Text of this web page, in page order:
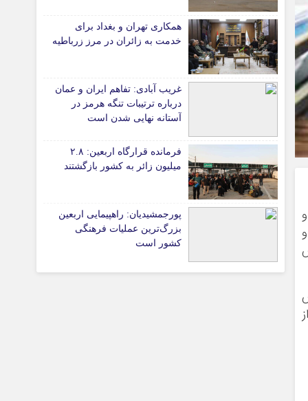
اطلاعیه
پیام تبریک ماناسپهر
پیوندهای سایت
همکاری تهران و بغداد برای
خدمت به زائران در مرز زرباطیه
غریب آبادی: تفاهم ایران و عمان
درباره ترتیبات تنگه هرمز در
آستانه نهایی شدن است
فرمانده قرارگاه اربعین: ۲.۸
میلیون زائر به کشور بازگشتند
پورجمشیدیان: راهپیمایی اربعین
بزرگ‌ترین عملیات فرهنگی
کشور است